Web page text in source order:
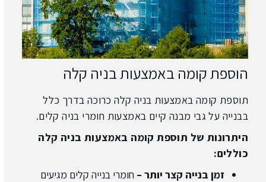
הוספת קומה באמצעות בניה קלה
תוספת קומה באמצעות בניה קלה כרוכה בדרך כלל
בבנייה על גבי מבנה קיים באמצעות חומרי בניה קלים.
היתרונות של תוספת קומה באמצעות בניה קלה
כוללים:
זמן בנייה קצר יותר – חומרי בנייה קלים מגיעים